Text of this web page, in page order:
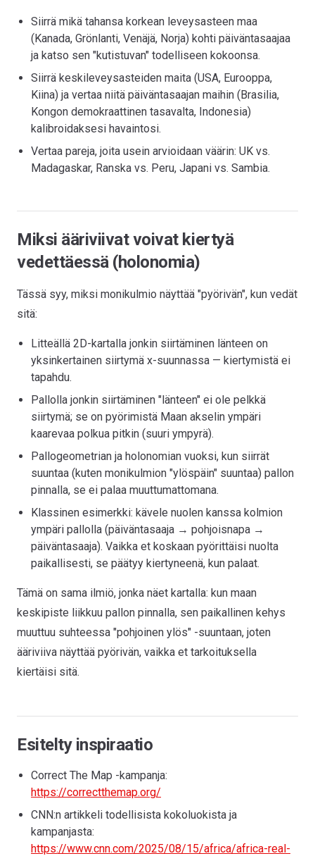
Siirrä mikä tahansa korkean leveysasteen maa
(Kanada, Grönlanti, Venäjä, Norja) kohti päiväntasaajaa
ja katso sen "kutistuvan" todelliseen kokoonsa.
Siirrä keskileveysasteiden maita (USA, Eurooppa,
Kiina) ja vertaa niitä päiväntasaajan maihin (Brasilia,
Kongon demokraattinen tasavalta, Indonesia)
kalibroidaksesi havaintosi.
Vertaa pareja, joita usein arvioidaan väärin: UK vs.
Madagaskar, Ranska vs. Peru, Japani vs. Sambia.
Miksi ääriviivat voivat kiertyä
vedettäessä (holonomia)
Tässä syy, miksi monikulmio näyttää "pyörivän", kun vedät
sitä:
Litteällä 2D-kartalla jonkin siirtäminen länteen on
yksinkertainen siirtymä x-suunnassa — kiertymistä ei
tapahdu.
Pallolla jonkin siirtäminen "länteen" ei ole pelkkä
siirtymä; se on pyörimistä Maan akselin ympäri
kaarevaa polkua pitkin (suuri ympyrä).
Pallogeometrian ja holonomian vuoksi, kun siirrät
suuntaa (kuten monikulmion "ylöspäin" suuntaa) pallon
pinnalla, se ei palaa muuttumattomana.
Klassinen esimerkki: kävele nuolen kanssa kolmion
ympäri pallolla (päiväntasaaja → pohjoisnapa →
päiväntasaaja). Vaikka et koskaan pyörittäisi nuolta
paikallisesti, se päätyy kiertyneenä, kun palaat.
Tämä on sama ilmiö, jonka näet kartalla: kun maan
keskipiste liikkuu pallon pinnalla, sen paikallinen kehys
muuttuu suhteessa "pohjoinen ylös" -suuntaan, joten
ääriviiva näyttää pyörivän, vaikka et tarkoituksella
kiertäisi sitä.
Esitelty inspiraatio
Correct The Map -kampanja:
https://correctthemap.org/
CNN:n artikkeli todellisista kokoluokista ja
kampanjasta:
https://www.cnn.com/2025/08/15/africa/africa-real-